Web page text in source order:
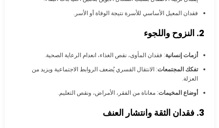
فقدان المعيل الأساسي للأسرة نتيجة الوفاة أو الأسر.
2. النزوح واللجوء
أزمات إنسانية: فقدان المأوى، نقص الغذاء، انعدام الرعاية الصحية.
تفكك المجتمعات: الانتقال القسري يُضعف الروابط الاجتماعية ويزيد من
العزلة.
أوضاع المخيمات: معاناة من الفقر، الأمراض، ونقص التعليم.
3. فقدان الثقة وانتشار العنف